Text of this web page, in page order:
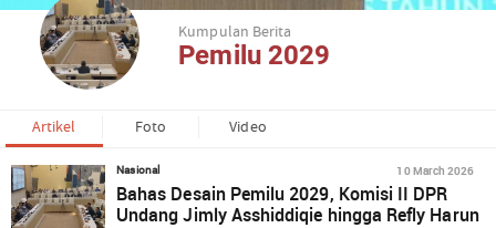
Kumpulan Berita
Pemilu 2029
Artikel Foto Video
Nasional 10 March 2026
Bahas Desain Pemilu 2029, Komisi II DPR
Undang Jimly Asshiddiqie hingga Refly Harun